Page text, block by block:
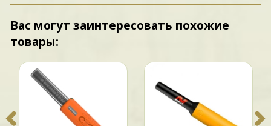
Вас могут заинтересовать похожие
товары: